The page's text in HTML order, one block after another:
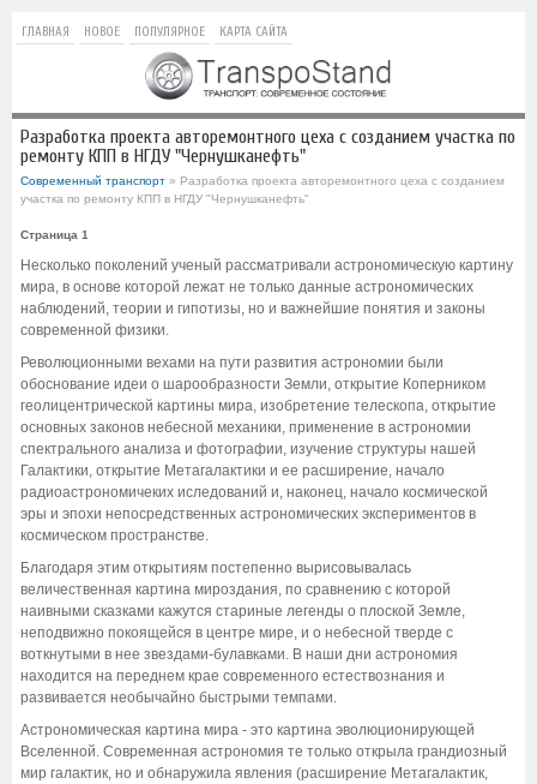
ГЛАВНАЯ НОВОЕ ПОПУЛЯРНОЕ КАРТА САЙТА
Разработка проекта авторемонтного цеха с созданием участка по
ремонту КПП в НГДУ "Чернушканефть"
Современный транспорт » Разработка проекта авторемонтного цеха с созданием
участка по ремонту КПП в НГДУ "Чернушканефть"
Страница 1
Несколько поколений ученый рассматривали астрономическую картину
мира, в основе которой лежат не только данные астрономических
наблюдений, теории и гипотизы, но и важнейшие понятия и законы
современной физики.
Революционными вехами на пути развития астрономии были
обоснование идеи о шарообразности Земли, открытие Коперником
геолицентрической картины мира, изобретение телескопа, открытие
основных законов небесной механики, применение в астрономии
спектрального анализа и фотографии, изучение структуры нашей
Галактики, открытие Метагалактики и ее расширение, начало
радиоастрономичеких иследований и, наконец, начало космической
эры и эпохи непосредственных астрономических экспериментов в
космическом пространстве.
Благодаря этим открытиям постепенно вырисовывалась
величественная картина мироздания, по сравнению с которой
наивными сказками кажутся стариные легенды о плоской Земле,
неподвижно покоящейся в центре мире, и о небесной тверде с
воткнутыми в нее звездами-булавками. В наши дни астрономия
находится на переднем крае современного естествознания и
развивается необычайно быстрыми темпами.
Астрономическая картина мира - это картина эволюционирующей
Вселенной. Современная астрономия те только открыла грандиозный
мир галактик, но и обнаружила явления (расширение Метагалактик,